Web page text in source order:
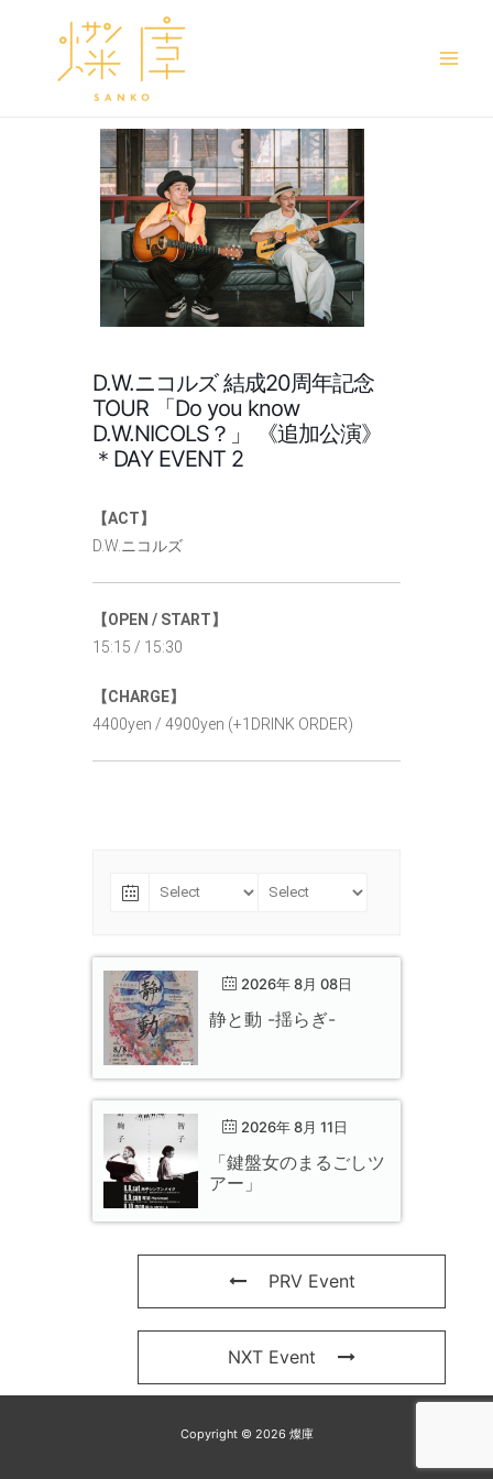
D.W.ニコルズ 結成20周年記念
TOUR 「Do you know
D.W.NICOLS？」 《追加公演》
＊DAY EVENT 2
【ACT】
D.W.ニコルズ
【OPEN / START】
15:15 / 15:30
【CHARGE】
4400yen / 4900yen (+1DRINK ORDER)
2026年 8月 08日
静と動 -揺らぎ-
2026年 8月 11日
「鍵盤女のまるごしツ
アー」
PRV Event
NXT Event
Copyright © 2026 燦庫